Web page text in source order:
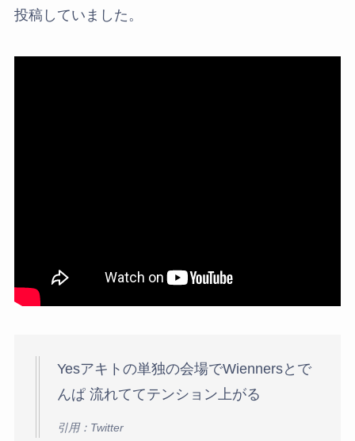
投稿していました。
Yesアキトの単独の会場でWiennersとで
んぱ 流れててテンション上がる
引用：Twitter